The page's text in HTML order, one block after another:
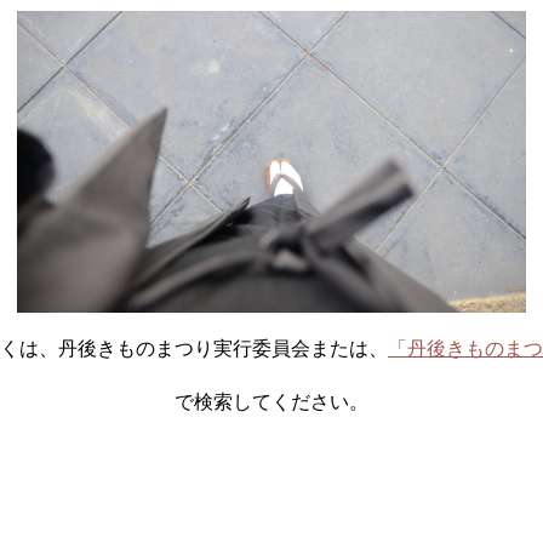
は、丹後きものまつり実行委員会または、 「丹後きものま
で検索してください。